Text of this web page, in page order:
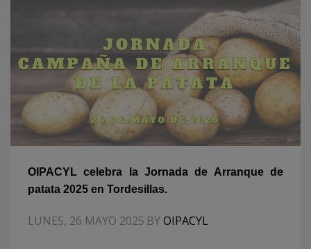
OIPACYL celebra la Jornada de Arranque de
patata 2025 en Tordesillas.
LUNES, 26 MAYO 2025 BYOIPACYL